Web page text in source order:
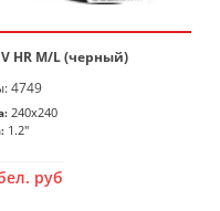
HR M/L (черный)
4749
240x240
1.2"
руб